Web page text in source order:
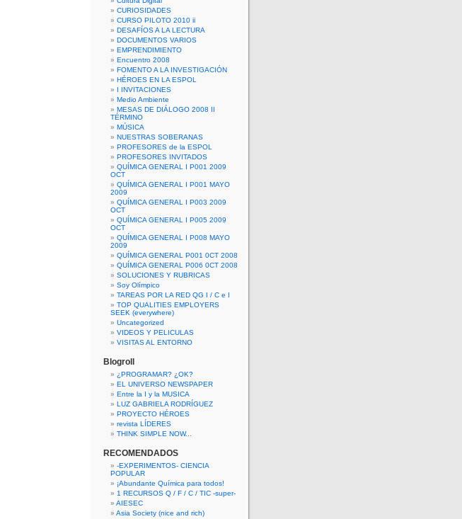
CURIOSIDADES
CURSO PILOTO 2010 ii
DESAFÍOS A LA LECTURA
DOCUMENTOS VARIOS
EMPRENDIMIENTO
Encuentro 2008
FOMENTO A LA INVESTIGACIÓN
HÉROES EN LA ESPOL
I INVITACIONES
Medio Ambiente
MESAS DE DIÁLOGO 2008 II
TÉRMINO
MÚSICA
NUESTRAS SOBERANAS
PROFESORES de la ESPOL
PROFESORES INVITADOS
QUÍMICA GENERAL I P001 2009
OCT
QUÍMICA GENERAL I P001 MAYO
2009
QUÍMICA GENERAL I P003 2009
OCT
QUÍMICA GENERAL I P005 2009
OCT
QUÍMICA GENERAL I P008 MAYO
2009
QUÍMICA GENERAL P001 0CT 2008
QUÍMICA GENERAL P006 0CT 2008
SOLUCIONES Y RUBRICAS
Soy Olímpico
TAREAS POR LA RED QG I / C e I
TOP QUALITIES EMPLOYERS
SEEK (everywhere)
Uncategorized
VIDEOS Y PELICULAS
VISITAS AL ENTORNO
Blogroll
¿PROGRAMAR? ¿OK?
EL UNIVERSO NEWSPAPER
Entre la I y la MUSICA
LUZ GABRIELA RODRÍGUEZ
PROYECTO HÉROES
revista LÍDERES
THINK SIMPLE NOW...
RECOMENDADOS
-EXPERIMENTOS- CIENCIA
POPULAR
¡Abundante Química para todos!
1 RECURSOS Q / F / C / TIC -super-
AIESEC
Asia Society (nice and rich)